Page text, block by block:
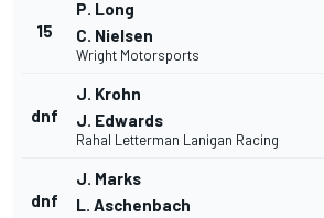
15
P. Long
C. Nielsen
Wright Motorsports
dnf
J. Krohn
J. Edwards
Rahal Letterman Lanigan Racing
dnf
J. Marks
L. Aschenbach